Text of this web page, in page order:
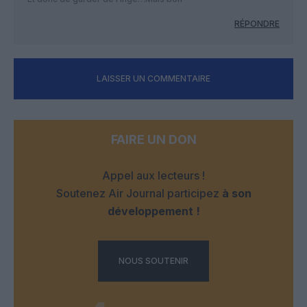
RÉPONDRE
LAISSER UN COMMENTAIRE
FAIRE UN DON
Appel aux lecteurs !
Soutenez Air Journal participez à son
développement !
NOUS SOUTENIR